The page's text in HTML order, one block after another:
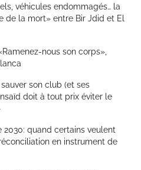
véhicules endommagés… la
de la mort» entre Bir Jdid et El
nous son corps»,
son club (et ses
doit à tout prix éviter le
2030: quand certains veulent
en instrument de